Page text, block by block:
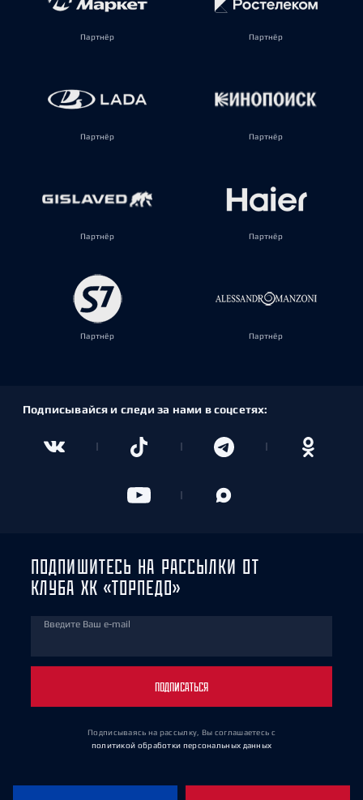
Партнёр Партнёр
Партнёр Партнёр
Партнёр Партнёр
Партнёр Партнёр
Подписывайся и следи за нами в соцсетях:
ПОДПИШИТЕСЬ НА РАССЫЛКИ ОТ
КЛУБА ХК «ТОРПЕДО»
Введите Ваш e-mail
ПОДПИСАТЬСЯ
Подписываясь на рассылку, Вы соглашаетесь с
политикой обработки персональных данных